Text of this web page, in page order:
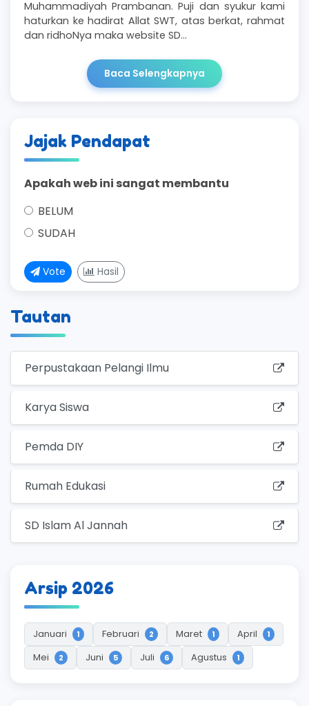
Muhammadiyah Prambanan. Puji dan syukur kami
haturkan ke hadirat Allat SWT, atas berkat, rahmat
dan ridhoNya maka website SD…
Baca Selengkapnya
Jajak Pendapat
Apakah web ini sangat membantu
BELUM
SUDAH
Vote Hasil
Tautan
Perpustakaan Pelangi Ilmu
Karya Siswa
Pemda DIY
Rumah Edukasi
SD Islam Al Jannah
Arsip 2026
Januari 1 Februari 2 Maret 1 April 1
Mei 2 Juni 5 Juli 6 Agustus 1